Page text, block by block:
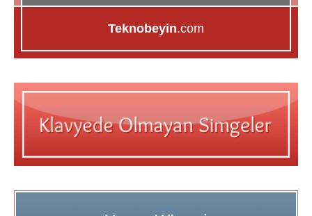
Teknobeyin.com